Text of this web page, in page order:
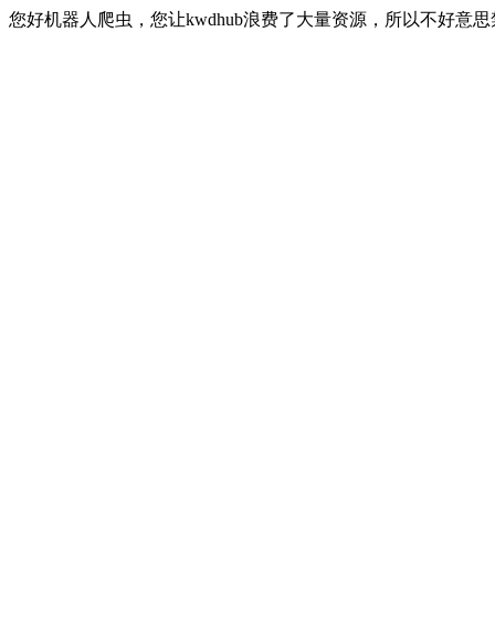
您好机器人爬虫，您让kwdhub浪费了大量资源，所以不好意